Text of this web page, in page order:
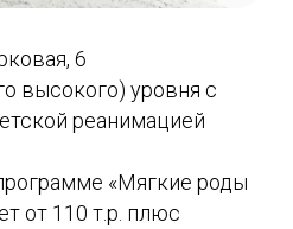
6
высокого) уровня с
реанимацией
«Мягкие роды
от 110 т.р. плюс